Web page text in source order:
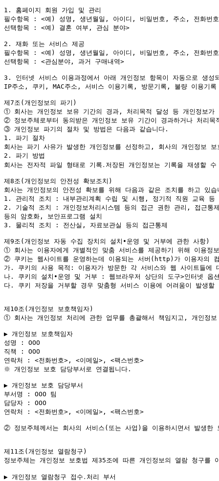
1. 홈페이지 회원 가입 및 관리
필수항목 : <예) 성명, 생년월일, 아이디, 비밀번호, 주소, 전화번
선택항목 : <예) 결혼 여부, 관심 분야>
2. 재화 또는 서비스 제공
필수항목 : <예) 성명, 생년월일, 아이디, 비밀번호, 주소, 전화번
선택항목 : <관심분야, 과거 구매내역>
3. 인터넷 서비스 이용과정에서 아래 개인정보 항목이 자동으로 생성
IP주소, 쿠키, MAC주소, 서비스 이용기록, 방문기록, 불량 이용기록
①
②
③ 개인정보 파기의 절차 및 방법은 다음과 같습니다.
1. 파기 절차
회사는 파기 사유가 발생한 개인정보를 선정하고, 회사의 개인정보
2. 파기 방법
회사는 전자적 파일 형태로 기록․저장된 개인정보는 기록을 재생할
제8조(개인정보의 안전성 확보조치)
회사는 개인정보의 안전성 확보를 위해 다음과 같은 조치를 하고 있
1. 관리적 조치 : 내부관리계획 수립 및 시행, 정기적 직원 교육 등
2. 기술적 조치 : 개인정보처리시스템 등의 접근 권한 관리, 접근통
등의 암호화, 보안프로그램 설치
3. 물리적 조치 : 전산실, 자료보관실 등의 접근통제
①
② 쿠키는 웹사이트를 운영하는데 이용되는 서버(http)가 이용자의
가. 쿠키의 사용 목적: 이용자가 방문한 각 서비스와 웹 사이트들에
나. 쿠키의 설치∙운영 및 거부 : 웹브라우저 상단의 도구>인터넷 옵
다. 쿠키 저장을 거부할 경우 맞춤형 서비스 이용에 어려움이 발생할
① 회사는 개인정보 처리에 관한 업무를 총괄해서 책임지고, 개인정
▶ 개인정보 보호책임자
성명 : OOO
직책 : OOO
연락처 : <전화번호>, <이메일>, <팩스번호>
※ 개인정보 보호 담당부서로 연결됩니다.
▶ 개인정보 보호 담당부서
부서명 : OOO 팀
담당자 : OOO
연락처 : <전화번호>, <이메일>, <팩스번호>
② 정보주체께서는 회사의 서비스(또는 사업)을 이용하시면서 발생
제11조(개인정보 열람청구)
정보주체는 개인정보 보호법 제35조에 따른 개인정보의 열람 청구
▶ 개인정보 열람청구 접수․처리 부서